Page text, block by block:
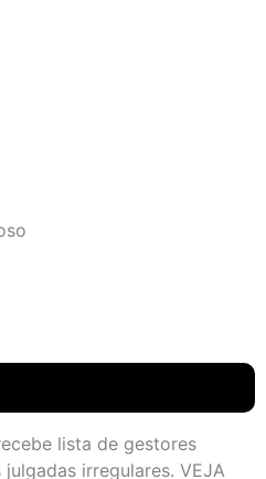
lista de gestores
irregulares. VEJA